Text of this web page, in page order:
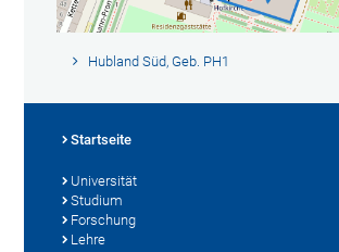
Hubland Süd, Geb. PH1
Startseite
Universität
Studium
Forschung
Lehre